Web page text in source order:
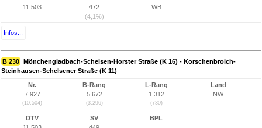
11.503
472
(4,1%)
WB
Infos...
B 230 Mönchengladbach-Schelsen-Horster Straße (K 16) - Korschenbroich-
Steinhausen-Schelsener Straße (K 11)
Nr.
7.927
(10.504)
B-Rang
5.672
(3.296)
L-Rang
1.312
(730)
Land
NW
DTV
SV
BPL